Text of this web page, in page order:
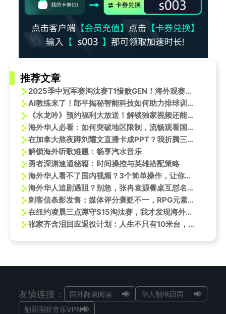
推荐文章
2025季中冠军赛淘汰赛T1惜败GEN！海外观赛延迟高？Sixfast电竞加速一键解决
AI教练来了！郎平揭秘智能科技如何助力排球训练，运动员提升秘籍全公开
《水龙吟》预约福利大放送！解锁独家视频还能登顶中国第一高楼
海外华人必看：如何突破地区限制，流畅观看国内热门影视综艺节目
在加拿大熬夜蹲刘耀文直播卡成PPT？我折腾三天终于找到丝滑观看的秘诀
解锁海外听歌难题：畅享汽水音乐
勇者深渊速通秘籍：时间操控与英雄搭配策略
海外华人看不了国内视频？3个简单操作，让你追剧听歌不再卡顿
海外华人追剧遇阻？别急，张冉袁源餐桌互怼名场面背后藏着这些实用技巧
刺客信条影发售：媒体评分褒贬不一，RPG元素深度引争议
在纽约凌晨三点蹲守S15淘汰赛，我才发现海外看国服比赛有多难熬
张家齐含泪回应退役计划：人生不只有10米台，未来还有无限可能！
友情连接： 国外翻墙阅读
华人翻墙回国
翻回国听音乐VPN